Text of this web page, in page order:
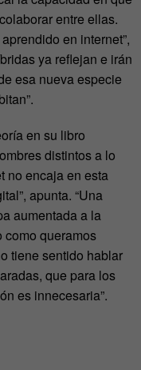
entre ellas.
en internet”,
ya reflejan e irán
esa nueva especie
en su libro
distintos a lo
no encaja en esta
apunta. “Una
aumentada a la
como queramos
tiene sentido hablar
que para los
es innecesaria”.